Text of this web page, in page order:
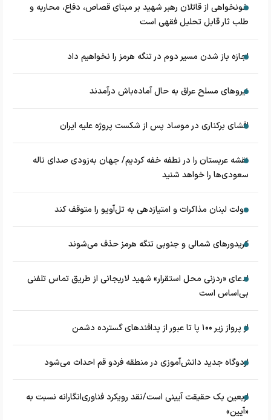
خونخواهی از قاتلان رهبر شهید بر مبنای قصاص، دفاع، محاربه و
طلب ثار قابل تحلیل فقهی است
اجازه باز شدن مسیر دوم در تنگه هرمز را نخواهیم داد
نیروهای مسلح عراق به حال آماده‌باش درآمدند
افشای برکناری در موساد پس از شکست پروژه علیه ایران
نقشه عربستان را در نطفه خفه کردیم/ جهان به‌زودی صدای ناله
سعودی‌ها را خواهد شنید
دولت لبنان مذاکرات و امتیازدهی به تل‌آویو را متوقف کند
کریدورهای شمالی و جنوبی تنگه هرمز حذف می‌شوند
ادعای «ردزنی محل استقرار» شهید لاریجانی از طریق تماس تلفنی
بی‌اساس است
از پرواز زیر ۱۰۰ پا تا عبور از پدافند‌های گسترده دشمن
اردوگاه جدید دانش‌آموزی در منطقه فردو قم احداث می‌شود
اربعین یک حقیقت آیینی است/نقد رویکرد فناوری‌انگارانه نسبت به
«آیین»